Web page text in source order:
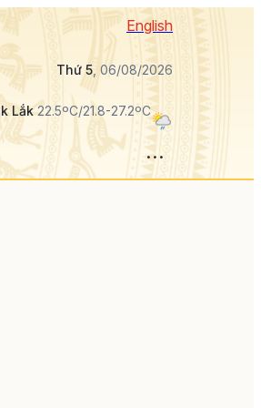
English
Thứ 5, 06/08/2026
Lắk22.5ºC/21.8-27.2ºC